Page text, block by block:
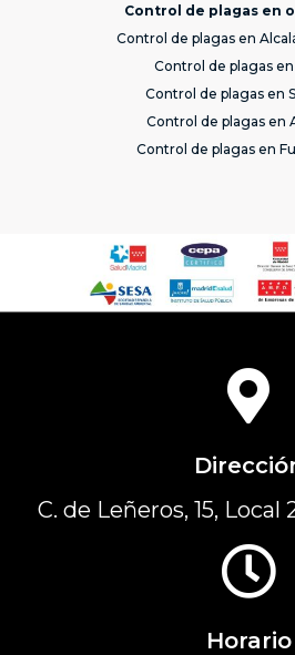
Control de plagas en
Control de plagas en
Control de plagas
Control de plagas en
Control de plagas en
Control de plagas en
C. de Leñeros, 15,
Horario